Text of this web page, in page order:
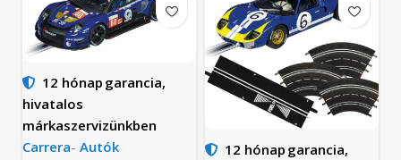
12 hónap garancia,
hivatalos
márkaszervizünkben
Carrera- Autók 12 hónap garancia,